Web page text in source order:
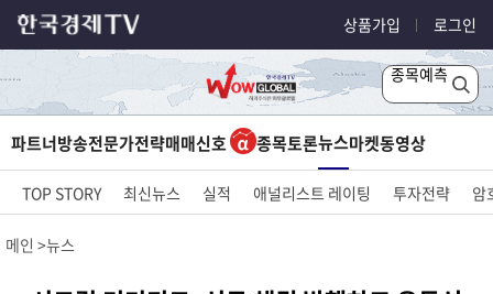
상품가입 로그인
종목예측
파트너방송전문가전략매매신호 종목토론뉴스마켓동영상
TOP STORY 최신뉴스 실적 애널리스트 레이팅 투자전략 암
메인 뉴스